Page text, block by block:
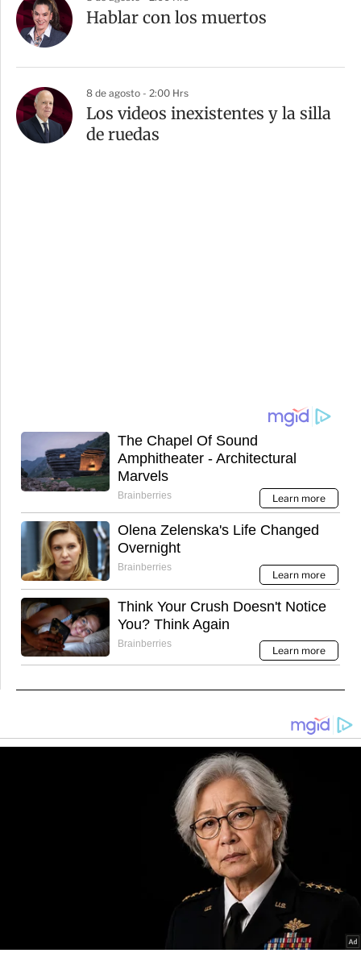
Hablar con los muertos
8 de agosto - 2:00 Hrs
Los videos inexistentes y la silla
de ruedas